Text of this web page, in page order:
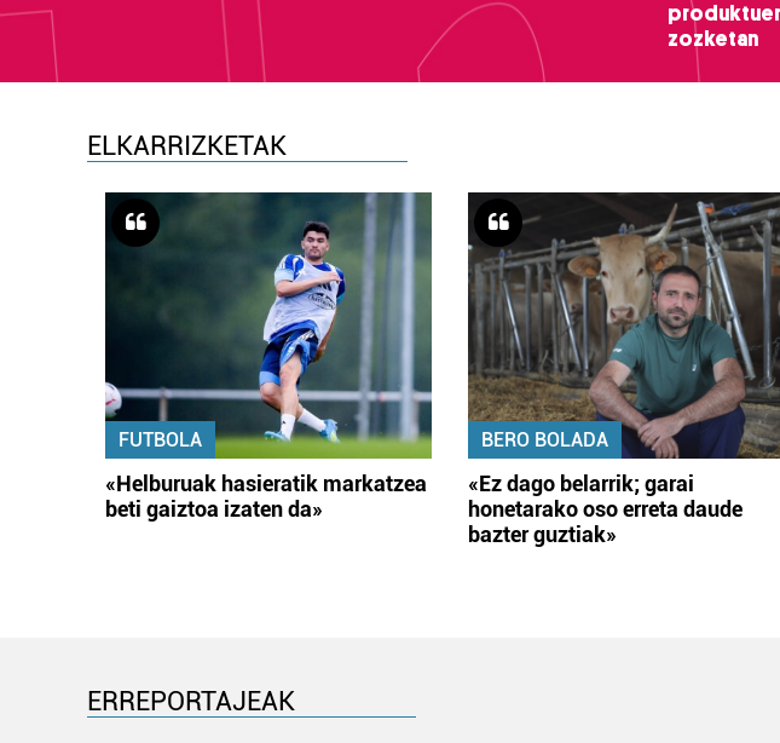
zozketan
ELKARRIZKETAK
FUTBOLA
«Helburuak hasieratik markatzea
beti gaiztoa izaten da»
BERO BOLADA
«Ez dago belarrik; garai
honetarako oso erreta daude
bazter guztiak»
ERREPORTAJEAK